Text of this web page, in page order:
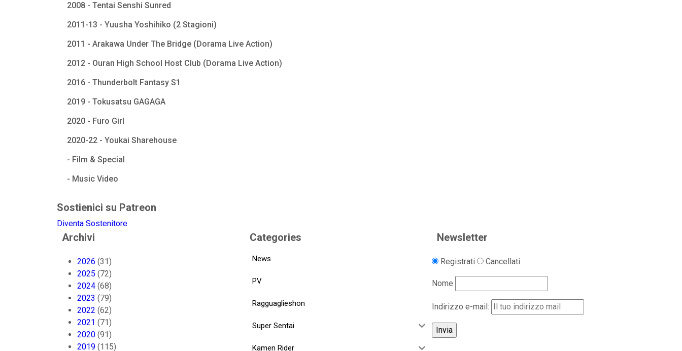
2008 - Tentai Senshi Sunred
2011-13 - Yuusha Yoshihiko (2 Stagioni)
2011 - Arakawa Under The Bridge (Dorama Live Action)
2012 - Ouran High School Host Club (Dorama Live Action)
2016 - Thunderbolt Fantasy S1
2019 - Tokusatsu GAGAGA
2020 - Furo Girl
2020-22 - Youkai Sharehouse
- Film & Special
- Music Video
Sostienici su Patreon
Diventa Sostenitore
Archivi
2026 (31)
2025 (72)
2024 (68)
2023 (79)
2022 (62)
2021 (71)
2020 (91)
2019 (115)
Categories
News
PV
Ragguaglieshon
Super Sentai
Kamen Rider
Newsletter
Registrati Cancellati
Nome
Indirizzo e-mail: